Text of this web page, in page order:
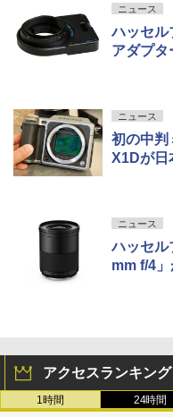
ニュース
ハッセル
アダプタ
ニュース
初の中判
X1Dが日
ニュース
ハッセル
mm f/4
アクセスランキング
1時間 24時間